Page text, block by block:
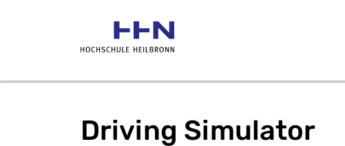
Driving Simulator